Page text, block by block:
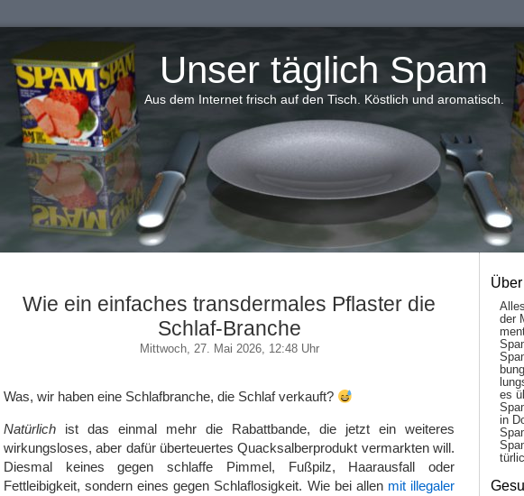
Unser täglich Spam
Aus dem Internet frisch auf den Tisch. Köstlich und aromatisch.
Wie ein einfaches transdermales Pflaster die
Schlaf-Branche
Mittwoch, 27. Mai 2026, 12:48 Uhr
Was, wir haben eine Schlafbranche, die Schlaf verkauft?
Natürlich ist das einmal mehr die Rabattbande, die jetzt ein weiteres
wirkungsloses, aber dafür überteuertes Quacksalberprodukt vermarkten will.
Diesmal keines gegen schlaffe Pimmel, Fußpilz, Haarausfall oder
Fettleibigkeit, sondern eines gegen Schlaflosigkeit. Wie bei allen mit illegaler
der
es
in